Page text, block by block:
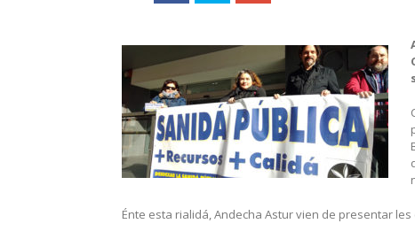
Énte esta rialidá, Andecha Astur vien de presentar